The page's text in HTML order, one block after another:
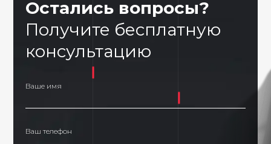
Остались вопросы?
Получите бесплатную
консультацию
Ваше имя
Ваш телефон